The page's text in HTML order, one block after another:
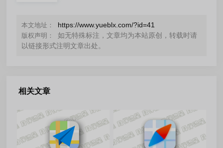
本文地址： https://www.yueblx.com/?id=41
版权声明：
如无特殊标注，文章均为本站原创，转载时请
以链接形式注明文章出处。
相关文章